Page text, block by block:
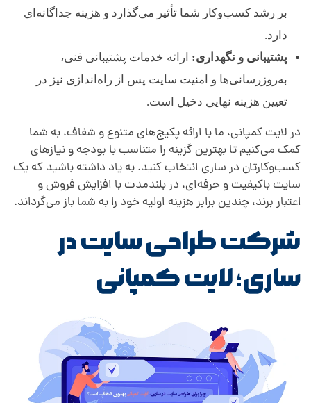
بر رشد کسب‌وکار شما تأثیر می‌گذارد و هزینه جداگانه‌ای
دارد.
پشتیبانی و نگهداری: ارائه خدمات پشتیبانی فنی،
به‌روزرسانی‌ها و امنیت سایت پس از راه‌اندازی نیز در
تعیین هزینه نهایی دخیل است.
در لایت کمپانی، ما با ارائه پکیج‌های متنوع و شفاف، به شما
کمک می‌کنیم تا بهترین گزینه را متناسب با بودجه و نیازهای
کسب‌وکارتان در ساری انتخاب کنید. به یاد داشته باشید که یک
سایت باکیفیت و حرفه‌ای، در بلندمدت با افزایش فروش و
اعتبار برند، چندین برابر هزینه اولیه خود را به شما باز می‌گرداند.
شرکت طراحی سایت در
ساری؛ لایت کمپانی